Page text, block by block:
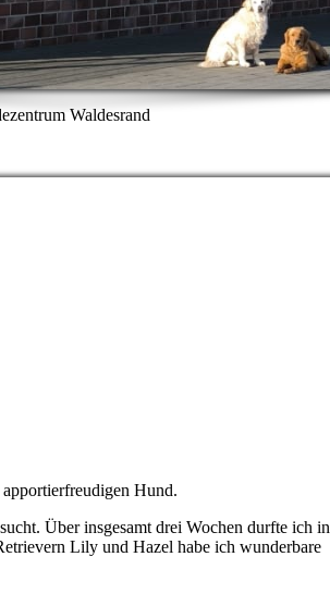
Waldesrand
Hund.
Über insgesamt drei Wochen durfte ich in
Lily und Hazel habe ich wunderbare